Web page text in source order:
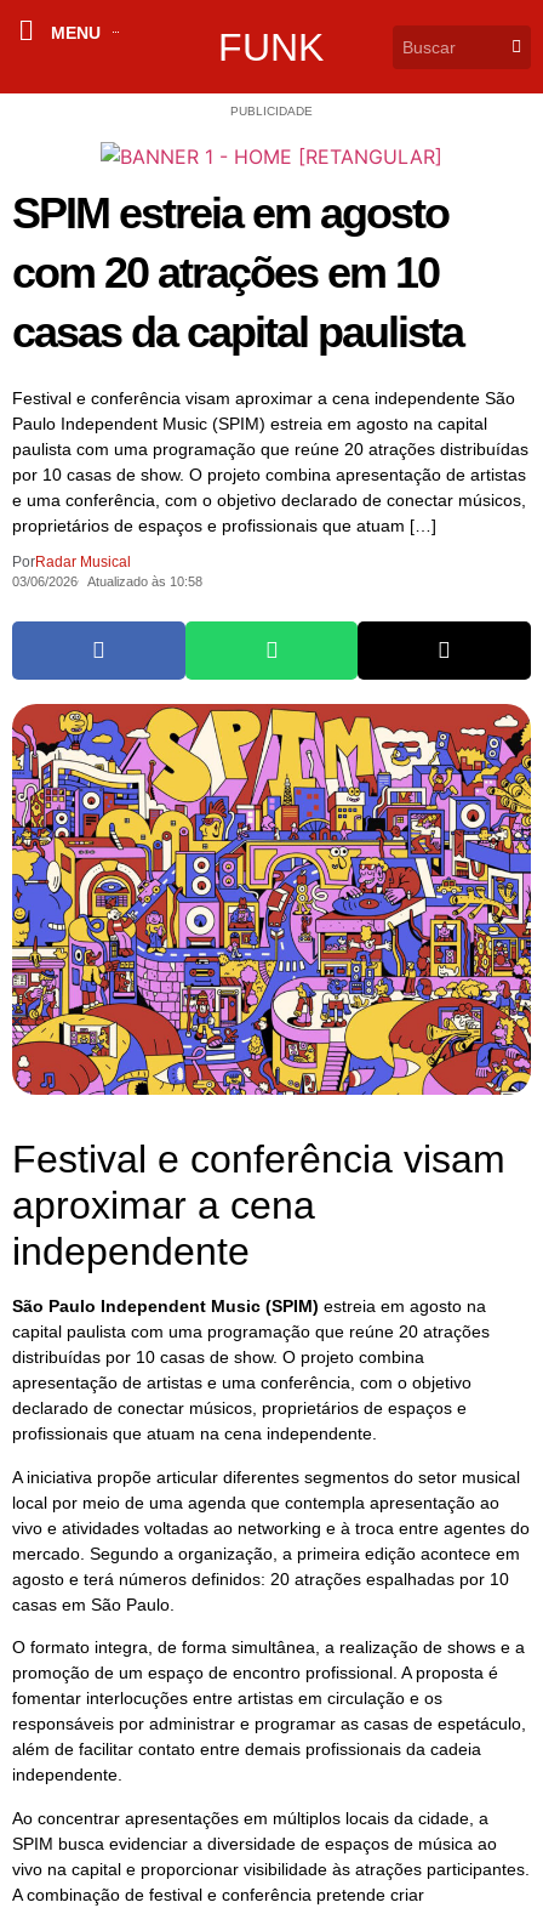
MENU FUNK
PUBLICIDADE
SPIM estreia em agosto
com 20 atrações em 10
casas da capital paulista
Festival e conferência visam aproximar a cena independente São
Paulo Independent Music (SPIM) estreia em agosto na capital
paulista com uma programação que reúne 20 atrações distribuídas
por 10 casas de show. O projeto combina apresentação de artistas
e uma conferência, com o objetivo declarado de conectar músicos,
proprietários de espaços e profissionais que atuam […]
PorRadar Musical
03/06/2026 Atualizado às 10:58
Festival e conferência visam
aproximar a cena
independente
São Paulo Independent Music (SPIM) estreia em agosto na
capital paulista com uma programação que reúne 20 atrações
distribuídas por 10 casas de show. O projeto combina
apresentação de artistas e uma conferência, com o objetivo
declarado de conectar músicos, proprietários de espaços e
profissionais que atuam na cena independente.
A iniciativa propõe articular diferentes segmentos do setor musical
local por meio de uma agenda que contempla apresentação ao
vivo e atividades voltadas ao networking e à troca entre agentes do
mercado. Segundo a organização, a primeira edição acontece em
agosto e terá números definidos: 20 atrações espalhadas por 10
casas em São Paulo.
O formato integra, de forma simultânea, a realização de shows e a
promoção de um espaço de encontro profissional. A proposta é
fomentar interlocuções entre artistas em circulação e os
responsáveis por administrar e programar as casas de espetáculo,
além de facilitar contato entre demais profissionais da cadeia
independente.
Ao concentrar apresentações em múltiplos locais da cidade, a
SPIM busca evidenciar a diversidade de espaços de música ao
vivo na capital e proporcionar visibilidade às atrações participantes.
A combinação de festival e conferência pretende criar